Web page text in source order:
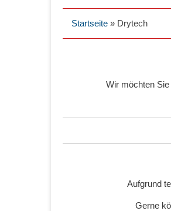
Startseite » Drytech
Wir möchten
Aufgrund
Gerne